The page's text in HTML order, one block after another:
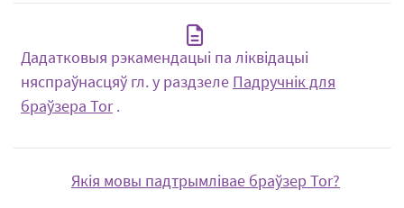
Дадатковыя рэкамендацыі па ліквідацыі
няспраўнасцяў гл. у раздзеле Падручнік для
браўзера Tor.
Якія мовы падтрымлівае браўзер Tor?